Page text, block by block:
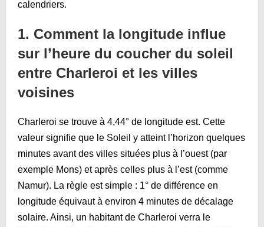
calendriers.
1. Comment la longitude influe
sur l’heure du coucher du soleil
entre Charleroi et les villes
voisines
Charleroi se trouve à 4,44° de longitude est. Cette
valeur signifie que le Soleil y atteint l’horizon quelques
minutes avant des villes situées plus à l’ouest (par
exemple Mons) et après celles plus à l’est (comme
Namur). La règle est simple : 1° de différence en
longitude équivaut à environ 4 minutes de décalage
solaire. Ainsi, un habitant de Charleroi verra le